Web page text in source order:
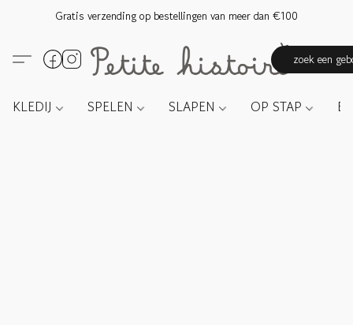
Gratis verzending op bestellingen van meer dan €100
zoek een
KLEDIJ SPELEN SLAPEN OP STAP